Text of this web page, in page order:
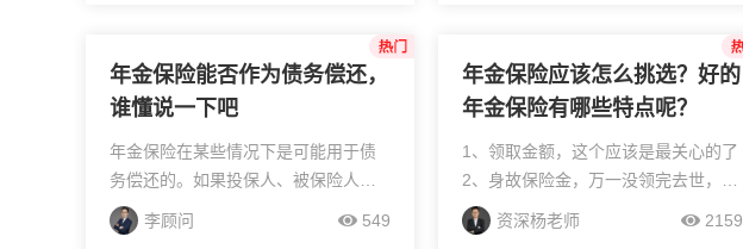
年金保险能否作为债务偿还，
谁懂说一下吧
年金保险在某些情况下是可能用于债
务偿还的。如果投保人、被保险人或
者受益人涉及债务纠纷，法院有权根
据具体情况对年金保险的保单利益进
李顾问 549
年金保险应该怎么挑选？好的
年金保险有哪些特点呢？
1、领取金额，这个应该是最关心的了
2、身故保险金，万一没领完去世，怎
么赔付。有赔付已交保费，有赔付现
金价值，还有保证领取金额。3、保证
资深杨老师 2159